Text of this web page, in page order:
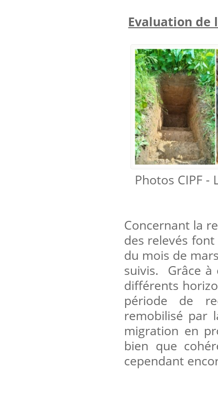
Evaluation de
Photos CIPF -
Concernant la
des relevés
du mois de
suivis. Grâce à
différents
période de
remobilisé par
migration en
bien que
cependant